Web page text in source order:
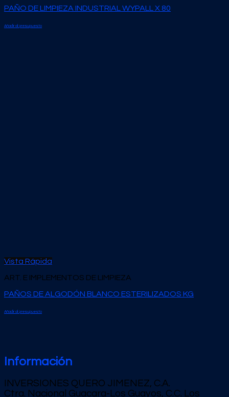
PAÑO DE LIMPIEZA INDUSTRIAL WYPALL X 80
Añadir al presupuesto
Vista Rápida
ART. E IMPLEMENTOS DE LIMPIEZA
PAÑOS DE ALGODÓN BLANCO ESTERILIZADOS KG
Añadir al presupuesto
Información
INVERSIONES QUERO JIMENEZ, C.A.
Ctra. Nacional Guacara-Los Guayos, C.C. Los